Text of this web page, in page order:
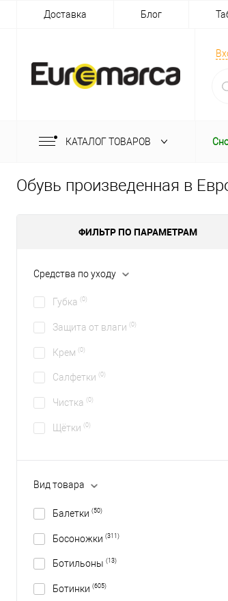
Доставка Блог
КАТАЛОГ ТОВАРОВ
Обувь произведенная в
ФИЛЬТР ПО ПАРАМЕТРАМ
Средства по уходу
Губка (0)
Защита от влаги (0)
Крем (0)
Салфетки (0)
Чистка (0)
Щётки (0)
Вид товара
Балетки (50)
Босоножки (311)
Ботильоны (13)
Ботинки (605)